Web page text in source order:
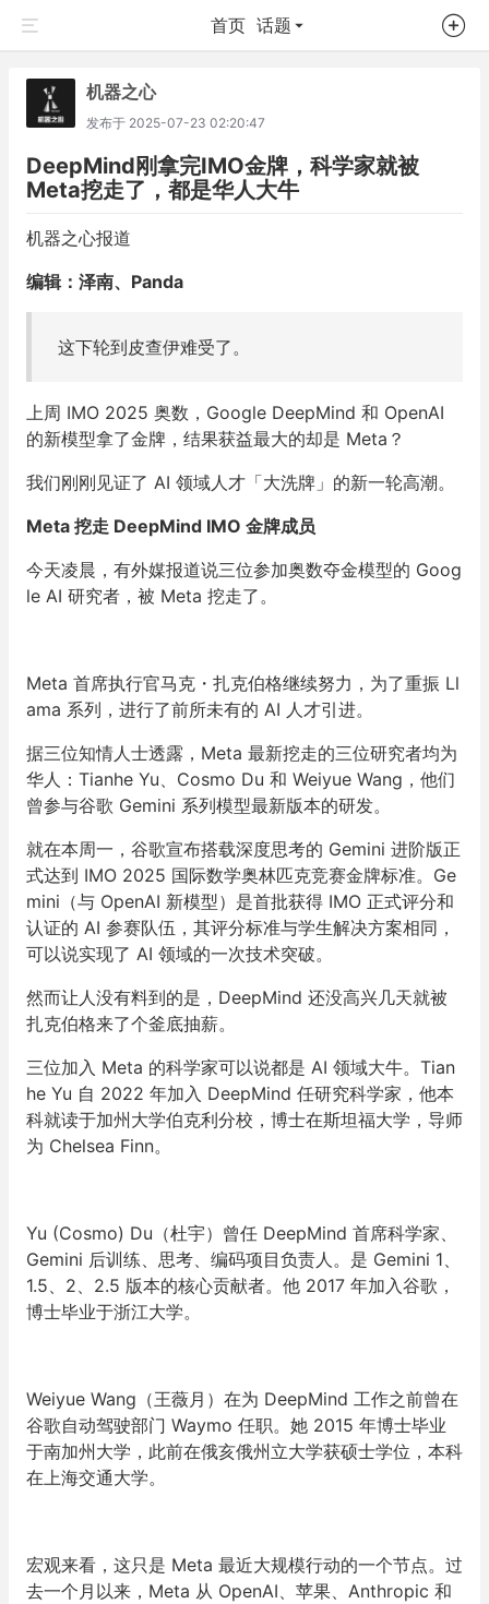
首页 话题
机器之心
发布于 2025-07-23 02:20:47
DeepMind刚拿完IMO金牌，科学家就被
Meta挖走了，都是华人大牛
机器之心报道
编辑：泽南、Panda
这下轮到皮查伊难受了。
上周 IMO 2025 奥数，Google DeepMind 和 OpenAI
的新模型拿了金牌，结果获益最大的却是 Meta？
我们刚刚见证了 AI 领域人才「大洗牌」的新一轮高潮。
Meta 挖走 DeepMind IMO 金牌成员
今天凌晨，有外媒报道说三位参加奥数夺金模型的 Goog
le AI 研究者，被 Meta 挖走了。
Meta 首席执行官马克・扎克伯格继续努力，为了重振 Ll
ama 系列，进行了前所未有的 AI 人才引进。
据三位知情人士透露，Meta 最新挖走的三位研究者均为
华人：Tianhe Yu、Cosmo Du 和 Weiyue Wang，他们
曾参与谷歌 Gemini 系列模型最新版本的研发。
就在本周一，谷歌宣布搭载深度思考的 Gemini 进阶版正
式达到 IMO 2025 国际数学奥林匹克竞赛金牌标准。Ge
mini（与 OpenAI 新模型）是首批获得 IMO 正式评分和
认证的 AI 参赛队伍，其评分标准与学生解决方案相同，
可以说实现了 AI 领域的一次技术突破。
然而让人没有料到的是，DeepMind 还没高兴几天就被
扎克伯格来了个釜底抽薪。
三位加入 Meta 的科学家可以说都是 AI 领域大牛。Tian
he Yu 自 2022 年加入 DeepMind 任研究科学家，他本
科就读于加州大学伯克利分校，博士在斯坦福大学，导师
为 Chelsea Finn。
Yu (Cosmo) Du（杜宇）曾任 DeepMind 首席科学家、
Gemini 后训练、思考、编码项目负责人。是 Gemini 1、
1.5、2、2.5 版本的核心贡献者。他 2017 年加入谷歌，
博士毕业于浙江大学。
Weiyue Wang（王薇月）在为 DeepMind 工作之前曾在
谷歌自动驾驶部门 Waymo 任职。她 2015 年博士毕业
于南加州大学，此前在俄亥俄州立大学获硕士学位，本科
在上海交通大学。
宏观来看，这只是 Meta 最近大规模行动的一个节点。过
去一个月以来，Meta 从 OpenAI、苹果、Anthropic 和